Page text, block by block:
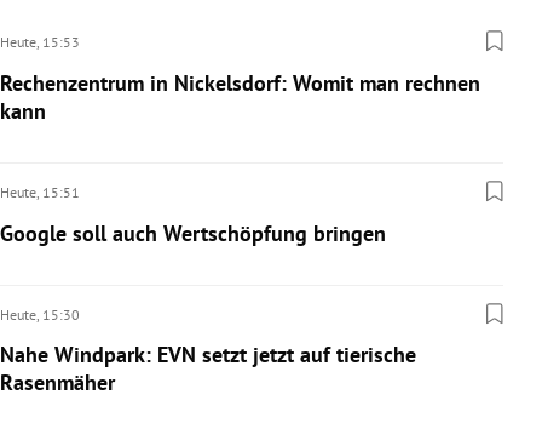
Heute, 15:53
Rechenzentrum in Nickelsdorf: Womit man rechnen
kann
Heute, 15:51
Google soll auch Wertschöpfung bringen
Heute, 15:30
Nahe Windpark: EVN setzt jetzt auf tierische
Rasenmäher